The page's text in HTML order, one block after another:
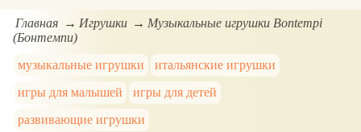
Главная Игрушки
Музыкальные игрушки Bontempi
(Бонтемпи)
музыкальные игрушки
итальянские игрушки
игры для малышей
игры для детей
развивающие игрушки